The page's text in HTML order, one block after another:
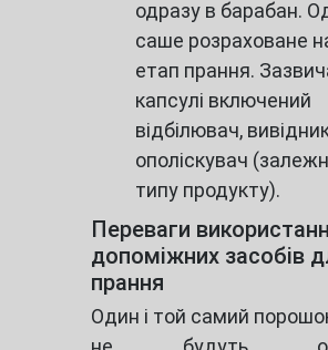
одразу в барабан.
саше розраховане
етап прання.
капсулі включений
відбілювач,
ополіскувач
типу продукту).
Переваги
допоміжних засобів
прання
Один і той самий